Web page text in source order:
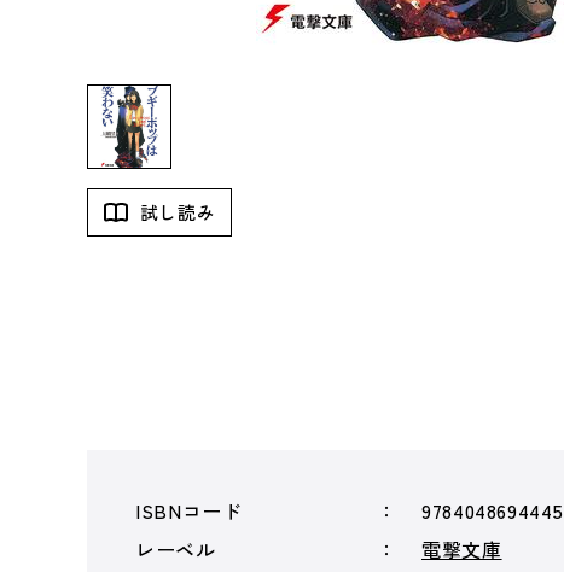
試し読み
ISBNコード
9784048694445
レーベル
電撃文庫